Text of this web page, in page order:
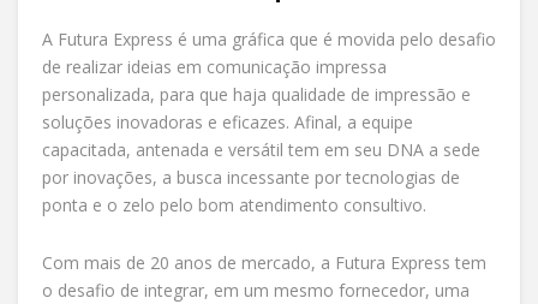
A Futura Express é uma gráfica que é movida pelo desafio
de realizar ideias em comunicação impressa
personalizada, para que haja qualidade de impressão e
soluções inovadoras e eficazes. Afinal, a equipe
capacitada, antenada e versátil tem em seu DNA a sede
por inovações, a busca incessante por tecnologias de
ponta e o zelo pelo bom atendimento consultivo.
Com mais de 20 anos de mercado, a Futura Express tem
o desafio de integrar, em um mesmo fornecedor, uma